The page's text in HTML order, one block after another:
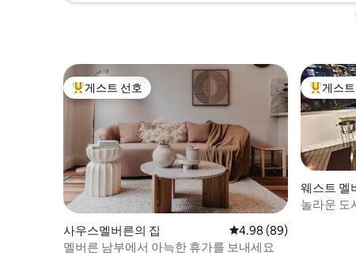
상위 게스트 선호
게스트 선호
사우스멜버른의 집 평점 4.98점(5점 만점),
4.98 (89)
멜버른 남부에서 아늑한 휴가를 보내세요
상위 게
게스
웨스트 멜
놀라운 도